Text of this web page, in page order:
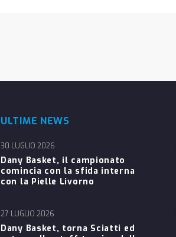
ULTIME NEWS
Dany Basket, il campionato
comincia con la sfida interna
con la Pielle Livorno
30 LUGLIO 2026
Dany Basket, torna Sciatti ed
27 LUGLIO 2026